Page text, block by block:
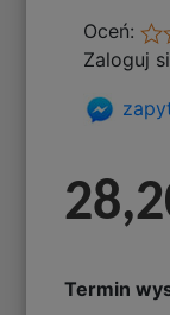
Oceń:
Zaloguj
Termin